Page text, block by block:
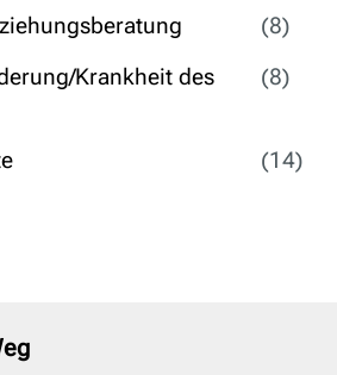
(8)
Krankheit des
(8)
(14)